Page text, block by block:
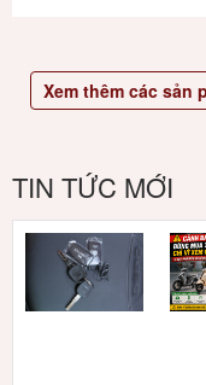
Xem thêm các sản
TIN TỨC MỚI